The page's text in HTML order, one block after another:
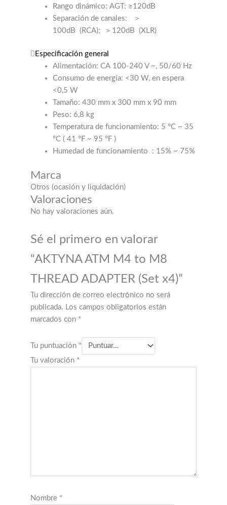
Rango dinámico: AGT: ≥120dB
Separación de canales:
＞
100dB (RCA); ＞120dB (XLR)
Especificación general
Alimentación: CA 100-240 V ~, 50/60 Hz
Consumo de energía: <30 W, en espera
<0,5 W
Tamaño: 430 mm x 300 mm x 90 mm
Peso: 6,8 kg
Temperatura de funcionamiento: 5 °C ~ 35
°C ( 41 °F ~ 95 °F)
Humedad de funcionamiento : 15% ~ 75%
Marca
Otros (ocasión y liquidación)
Valoraciones
No hay valoraciones aún.
Sé el primero en valorar
“AKTYNA ATM M4 to M8
THREAD ADAPTER (Set x4)”
Tu dirección de correo electrónico no será
publicada. Los campos obligatorios están
marcados con *
Tu puntuación *
Tu valoración *
Nombre *